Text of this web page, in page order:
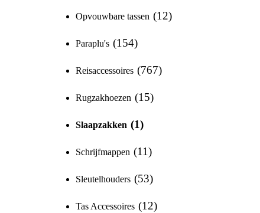
Opvouwbare tassen 12
Paraplu's 154
Reisaccessoires 767
Rugzakhoezen 15
Slaapzakken 1
Schrijfmappen 11
Sleutelhouders 53
Tas Accessoires 12